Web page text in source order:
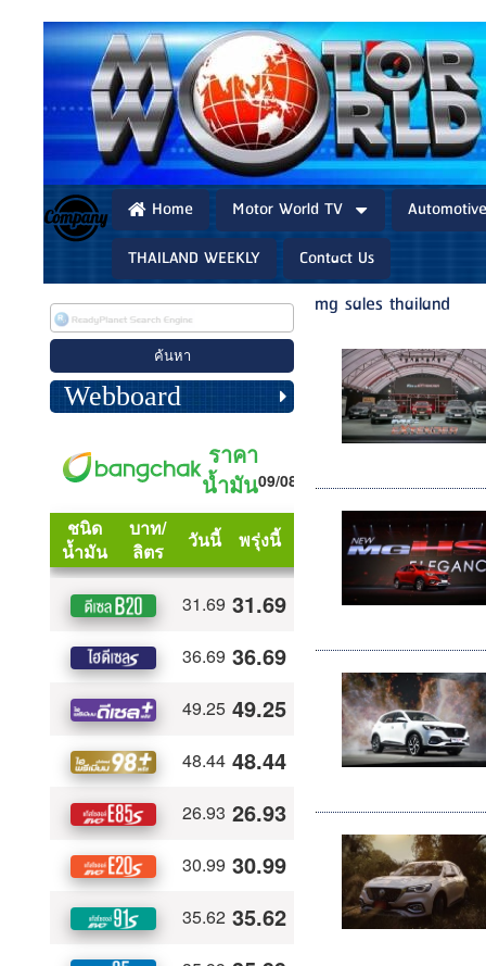
Home Motor World TV
THAILAND WEEKLY
Contact Us
Webboard
mg sales thailand